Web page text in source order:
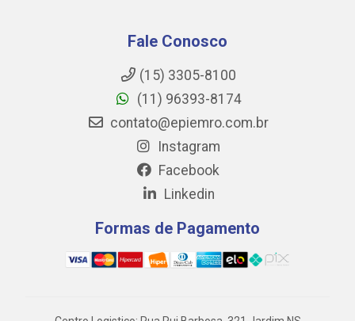
Fale Conosco
(15) 3305-8100
(11) 96393-8174
contato@epiemro.com.br
Instagram
Facebook
Linkedin
Formas de Pagamento